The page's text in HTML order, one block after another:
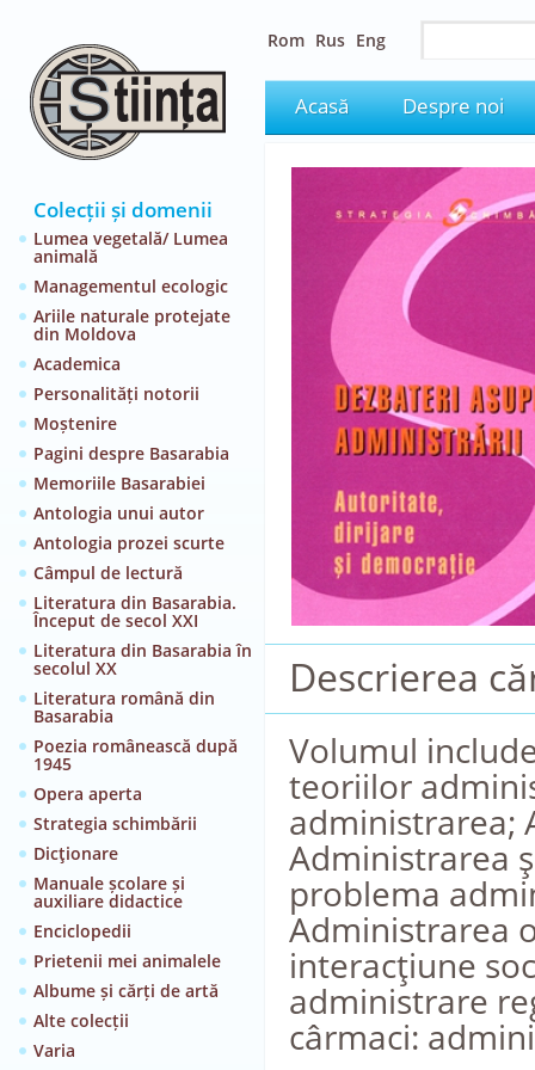
Colecții și domenii
Lumea vegetală/ Lumea
animală
Managementul ecologic
Ariile naturale protejate
din Moldova
Academica
Personalități notorii
Moștenire
Pagini despre Basarabia
Memoriile Basarabiei
Antologia unui autor
Antologia prozei scurte
Câmpul de lectură
Literatura din Basarabia.
Început de secol XXI
Literatura din Basarabia în
secolul XX
Literatura română din
Basarabia
Poezia românească după
1945
Opera aperta
Strategia schimbării
Dicţionare
Manuale școlare și
auxiliare didactice
Enciclopedii
Prietenii mei animalele
Albume și cărți de artă
Alte colecții
Varia
Rom Rus Eng
Acasă Despre noi
Descrierea
Volumul
teoriilor
administrarea;
Administrarea
problema
Administrarea
interacţiune
administrare
cârmaci: